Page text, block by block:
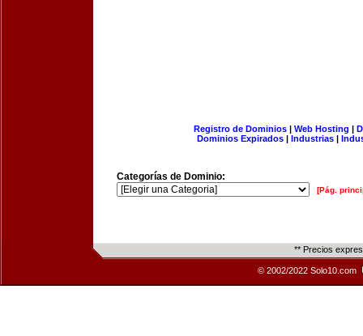
Registro de Dominios| Web Hosting |
Dominios Expirados | Industrias |
Categorías de Dominio:
[Pág.
** Precios
© 2002/2022 Solo10.com